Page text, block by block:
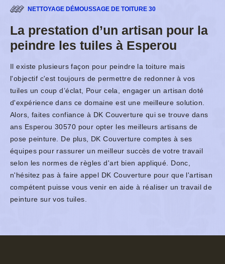
NETTOYAGE DÉMOUSSAGE DE TOITURE 30
La prestation d’un artisan pour la
peindre les tuiles à Esperou
Il existe plusieurs façon pour peindre la toiture mais
l'objectif c'est toujours de permettre de redonner à vos
tuiles un coup d’éclat, Pour cela, engager un artisan doté
d'expérience dans ce domaine est une meilleure solution.
Alors, faites confiance à DK Couverture qui se trouve dans
ans Esperou 30570 pour opter les meilleurs artisans de
pose peinture. De plus, DK Couverture comptes à ses
équipes pour rassurer un meilleur succès de votre travail
selon les normes de règles d'art bien appliqué. Donc,
n'hésitez pas à faire appel DK Couverture pour que l'artisan
compétent puisse vous venir en aide à réaliser un travail de
peinture sur vos tuiles.